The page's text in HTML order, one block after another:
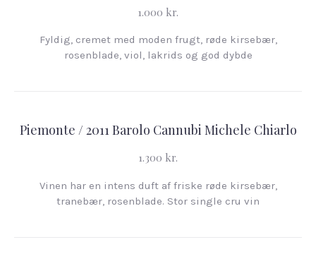
1.000 kr.
Fyldig, cremet med moden frugt, røde kirsebær,
rosenblade, viol, lakrids og god dybde
Piemonte / 2011 Barolo Cannubi Michele Chiarlo
1.300 kr.
Vinen har en intens duft af friske røde kirsebær,
tranebær, rosenblade. Stor single cru vin